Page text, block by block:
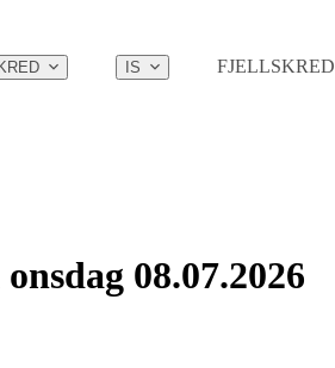
IS FJELLSKRED
08.07.2026